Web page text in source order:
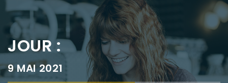
JOUR :
9 MAI 2021